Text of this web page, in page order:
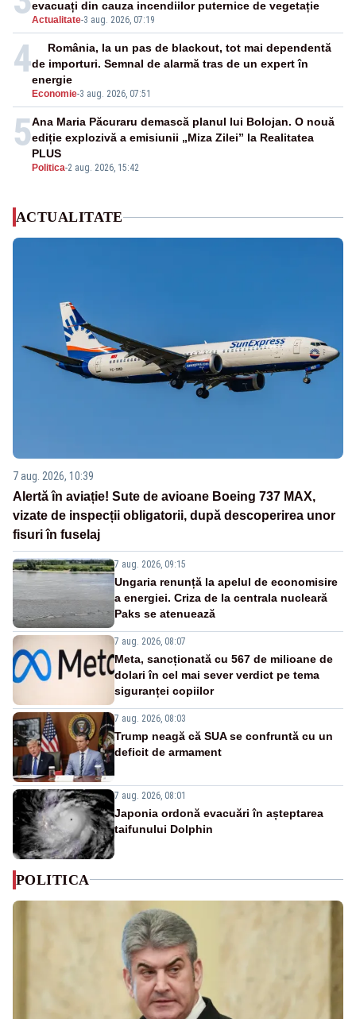
Actualitate-3 aug. 2026, 07:19
evacuați din cauza incendiilor puternice de vegetație
4
Economie-3 aug. 2026, 07:51
România, la un pas de blackout, tot mai dependentă
de importuri. Semnal de alarmă tras de un expert în
energie
5
Politica-2 aug. 2026, 15:42
Ana Maria Păcuraru demască planul lui Bolojan. O nouă
ediție explozivă a emisiunii „Miza Zilei” la Realitatea
PLUS
ACTUALITATE
7 aug. 2026, 10:39
Alertă în aviație! Sute de avioane Boeing 737 MAX,
vizate de inspecții obligatorii, după descoperirea unor
fisuri în fuselaj
7 aug. 2026, 09:15
Ungaria renunță la apelul de economisire
a energiei. Criza de la centrala nucleară
Paks se atenuează
7 aug. 2026, 08:07
Meta, sancționată cu 567 de milioane de
dolari în cel mai sever verdict pe tema
siguranței copiilor
7 aug. 2026, 08:03
Trump neagă că SUA se confruntă cu un
deficit de armament
7 aug. 2026, 08:01
Japonia ordonă evacuări în așteptarea
taifunului Dolphin
POLITICA